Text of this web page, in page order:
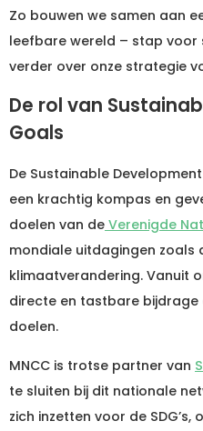
Zo bouwen we samen aan
leefbare wereld – stap voor
verder over onze strategie
De rol van
Goals
De Sustainable
een krachtig kompas en
doelen van de Verenigde
mondiale uitdagingen zoals
klimaatverandering. Vanuit
directe en tastbare
doelen.
MNCC is trotse partner van
te sluiten bij dit nationale
zich inzetten voor de